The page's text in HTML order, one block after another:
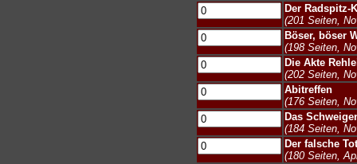
Der Radspitz-
(201 Seiten,
Böser, böser
(198 Seiten,
Die Akte
(202 Seiten,
Abitreffen
(176 Seiten,
Das
(184 Seiten,
Der falsche
(180 Seiten,